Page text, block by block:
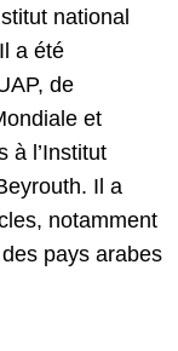
national
a été
de
et
à l’Institut
Il a
notamment
pays arabes